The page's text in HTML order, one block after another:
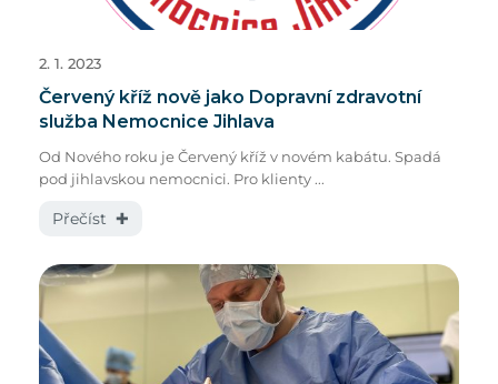
Červený kříž nově jako Dopravní zdravotní
služba Nemocnice Jihlava
Od Nového roku je Červený kříž v novém kabátu. Spadá
pod jihlavskou nemocnici. Pro klienty ...
Přečíst ✚
2. 1. 2023